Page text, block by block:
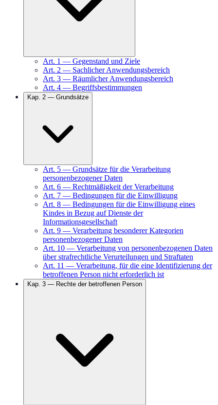
Art. 1 — Gegenstand und Ziele
Art. 2 — Sachlicher Anwendungsbereich
Art. 3 — Räumlicher Anwendungsbereich
Art. 4 — Begriffsbestimmungen
Kap. 2 — Grundsätze
Art. 5 — Grundsätze für die Verarbeitung
personenbezogener Daten
Art. 6 — Rechtmäßigkeit der Verarbeitung
Art. 7 — Bedingungen für die Einwilligung
Art. 8 — Bedingungen für die Einwilligung eines
Kindes in Bezug auf Dienste der
Informationsgesellschaft
Art. 9 — Verarbeitung besonderer Kategorien
personenbezogener Daten
Art. 10 — Verarbeitung von personenbezogenen Daten
über strafrechtliche Verurteilungen und Straftaten
Art. 11 — Verarbeitung, für die eine Identifizierung der
betroffenen Person nicht erforderlich ist
Kap. 3 — Rechte der betroffenen Person